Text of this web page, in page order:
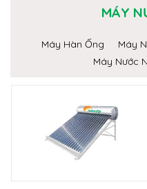
MÁY
Máy Hàn Ống
Máy
Máy Nước